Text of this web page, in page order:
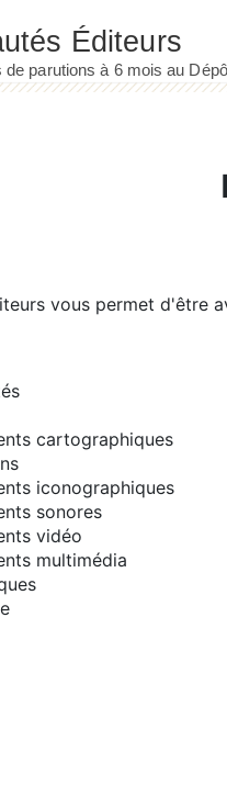
vous permet d'être
cartographiques
iconographiques
sonores
vidéo
multimédia